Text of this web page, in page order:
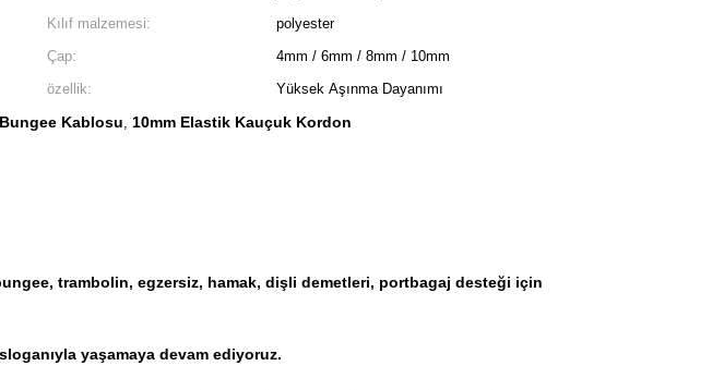
Kılıf malzemesi:
polyester
Çap:
4mm / 6mm / 8mm / 10mm
özellik:
Yüksek Aşınma Dayanımı
Kablosu, 10mm Elastik Kauçuk Kordon
trambolin, egzersiz, hamak, dişli demetleri, portbagaj desteği için
yaşamaya devam ediyoruz.